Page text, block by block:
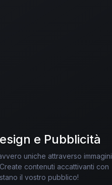
e Pubblicità
uniche attraverso immagini
contenuti accattivanti con
il vostro pubblico!